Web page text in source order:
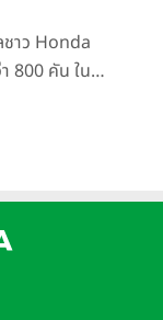
าว Honda
800 คัน ใน
SIXTI-ER ตัว